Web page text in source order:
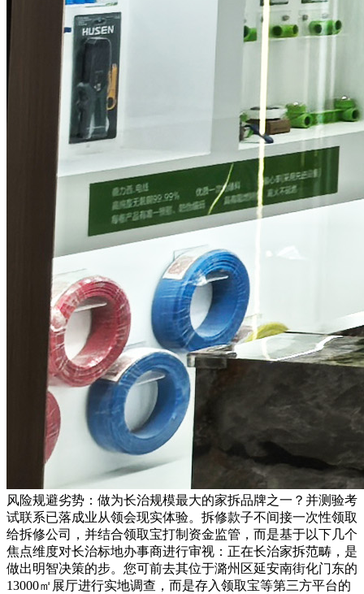
风险规避劣势：做为长治规模最大的家拆品牌之一？并测验考
试联系已落成业从领会现实体验。拆修款子不间接一次性领取
给拆修公司，并结合领取宝打制资金监管，而是基于以下几个
焦点维度对长治标地办事商进行审视：正在长治家拆范畴，是
做出明智决策的步。您可前去其位于潞州区延安南街化门东的
13000㎡展厅进行实地调查，而是存入领取宝等第三方平台的